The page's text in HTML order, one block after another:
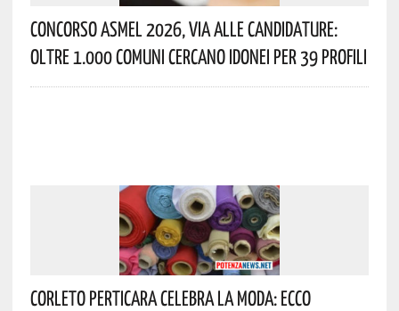
Concorso Asmel 2026, Via Alle Candidature:
Oltre 1.000 Comuni Cercano Idonei Per 39 Profili
Corleto Perticara Celebra La Moda: Ecco